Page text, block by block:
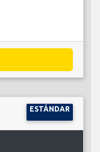
ESTÁNDAR